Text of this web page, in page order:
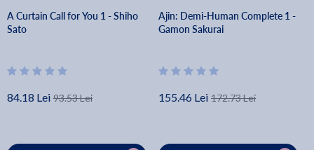
A Curtain Call for You 1 - Shiho
Sato
84.18 Lei 93.53 Lei
Ajin: Demi-Human Complete 1 -
Gamon Sakurai
155.46 Lei 172.73 Lei